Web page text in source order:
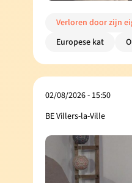
Verloren door zijn
Europese kat
02/08/2026 - 15:50
BE Villers-la-Ville